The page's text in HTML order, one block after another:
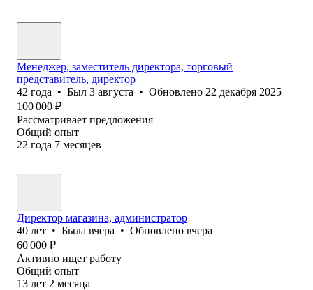
Менеджер, заместитель директора, торговый
представитель, директор
42 года • Был 3 августа • Обновлено 22 декабря 2025
100 000 ₽
Рассматривает предложения
Общий опыт
22 года 7 месяцев
Директор магазина, администратор
40 лет • Была вчера • Обновлено вчера
60 000 ₽
Активно ищет работу
Общий опыт
13 лет 2 месяца